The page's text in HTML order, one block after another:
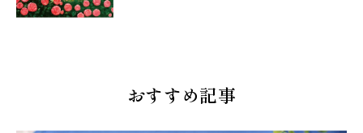
おすすめ記事